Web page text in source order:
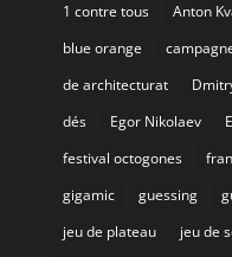
1 contre tous Anton
blue orange
de architecturat
dés
Egor Nikolaev
festival octogones
gigamic
guessing
jeu de plateau
jeu de